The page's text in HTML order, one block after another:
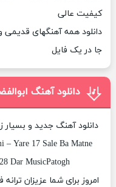
کیفیت عالی
دانلود همه آهنگهای
جا در یک فایل
دانلود آهنگ ابوالفضل
دانلود آهنگ جدید و بسیار
– Yare 17 Sale Ba Matne
Dar MusicPatogh